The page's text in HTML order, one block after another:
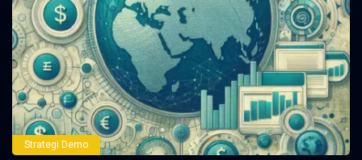
Strategi Demo